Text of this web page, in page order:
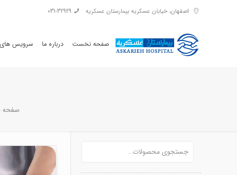
اصفهان، خیابان عسکریه بیمارستان عسکریه 031-32929
صفحه نخست درباره ما سرویس های